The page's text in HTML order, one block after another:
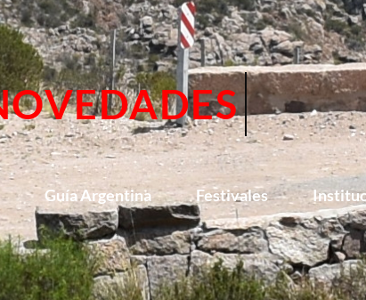
Guía Argentina Festivales